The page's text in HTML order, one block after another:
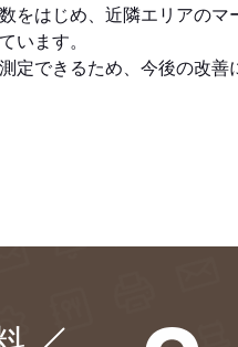
をはじめ、近隣エリアの
います。
定できるため、今後の改善